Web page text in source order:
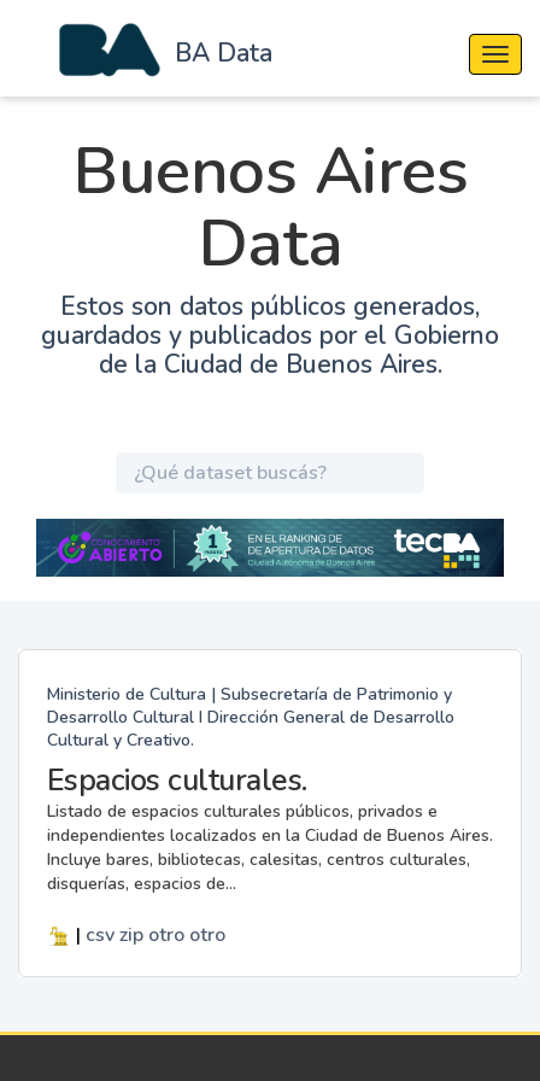
BA Data
Buenos Aires
Data
Estos son datos públicos generados,
guardados y publicados por el Gobierno
de la Ciudad de Buenos Aires.
Ministerio de Cultura | Subsecretaría de Patrimonio y
Desarrollo Cultural I Dirección General de Desarrollo
Cultural y Creativo.
Espacios culturales.
Listado de espacios culturales públicos, privados e
independientes localizados en la Ciudad de Buenos Aires.
Incluye bares, bibliotecas, calesitas, centros culturales,
disquerías, espacios de...
| csv zip otro otro